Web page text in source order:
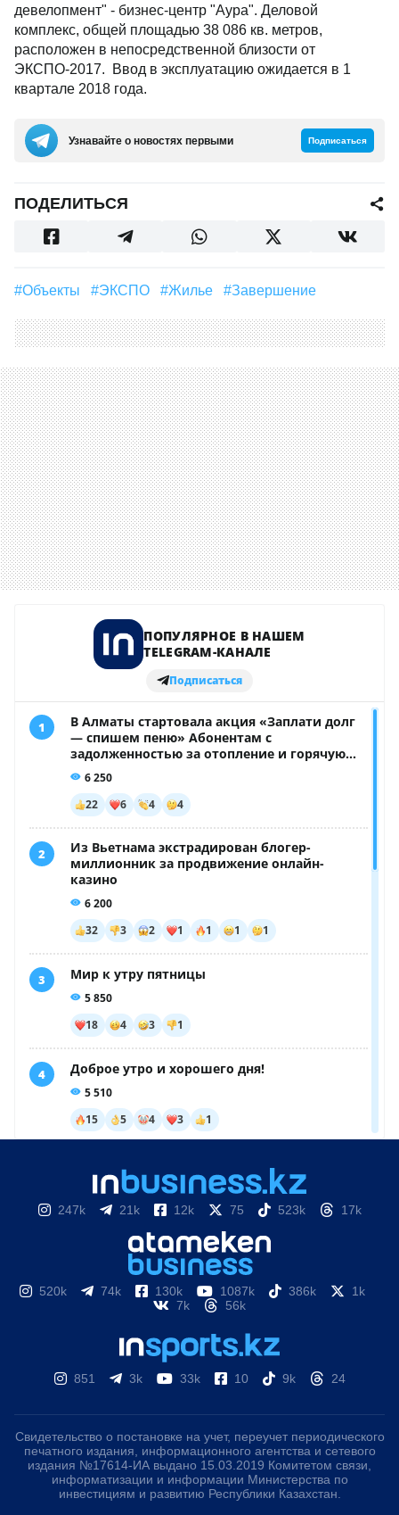
девелопмент" - бизнес-центр "Аура". Деловой
комплекс, общей площадью 38 086 кв. метров,
расположен в непосредственной близости от
ЭКСПО-2017. Ввод в эксплуатацию ожидается в 1
квартале 2018 года.
Узнавайте о новостях первыми Подписаться
ПОДЕЛИТЬСЯ
#объекты #ЭКСПО #Жилье #завершение
247k 21k 12k 75 523k 17k
520k 74k 130k 1087k 386k
1k
7k
56k
851 3k 33k 10 9k 24
Свидетельство о постановке на учет, переучет периодического
печатного издания, информационного агентства и сетевого
издания №17614-ИА выдано 15.03.2019 Комитетом связи,
информатизации и информации Министерства по
инвестициям и развитию Республики Казахстан.